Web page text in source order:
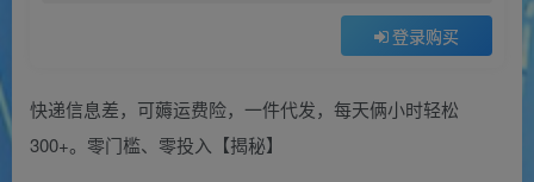
登录购买
快递信息差，可薅运费险，一件代发，每天俩小时轻松
300+。零门槛、零投入【揭秘】